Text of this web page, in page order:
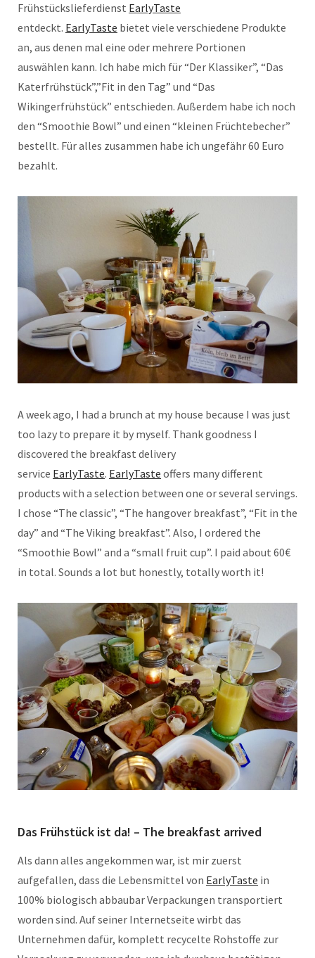
Frühstückslieferdienst EarlyTaste
entdeckt. EarlyTaste bietet viele verschiedene Produkte
an, aus denen mal eine oder mehrere Portionen
auswählen kann. Ich habe mich für “Der Klassiker”, “Das
Katerfrühstück”,”Fit in den Tag” und “Das
Wikingerfrühstück” entschieden. Außerdem habe ich noch
den “Smoothie Bowl” und einen “kleinen Früchtebecher”
bestellt. Für alles zusammen habe ich ungefähr 60 Euro
bezahlt.
A week ago, I had a brunch at my house because I was just
too lazy to prepare it by myself. Thank goodness I
discovered the breakfast delivery
service EarlyTaste. EarlyTaste offers many different
products with a selection between one or several servings.
I chose “The classic”, “The hangover breakfast”, “Fit in the
day” and “The Viking breakfast”. Also, I ordered the
“Smoothie Bowl” and a “small fruit cup”. I paid about 60€
in total. Sounds a lot but honestly, totally worth it!
Das Frühstück ist da! – The breakfast arrived
Als dann alles angekommen war, ist mir zuerst
aufgefallen, dass die Lebensmittel von EarlyTaste in
100% biologisch abbaubar Verpackungen transportiert
worden sind. Auf seiner Internetseite wirbt das
Unternehmen dafür, komplett recycelte Rohstoffe zur